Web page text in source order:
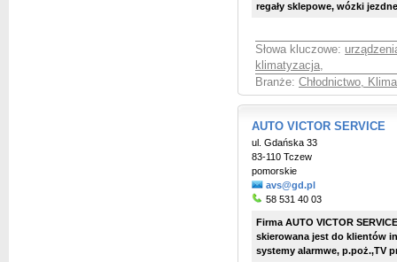
regały sklepowe, wózki
Słowa kluczowe:
klimatyzacja,
Branże: Chłodnictwo,
AUTO VICTOR SERVICE
ul. Gdańska 33
83-110 Tczew
pomorskie
avs@gd.pl
58 531 40 03
Firma AUTO VICTOR
skierowana jest do klientów
systemy alarmwe, p.poż.,TV